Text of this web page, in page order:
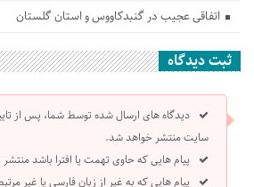
اتفاقی عجیب در‌ گنبدکاووس و استان گلستان
ثبت دیدگاه
دیدگاه های ارسال شده توسط شما، پس از
سایت منتشر خواهد شد.
پیام هایی که حاوی تهمت یا افترا باشد
پیام هایی که به غیر از زبان فارسی یا غیر